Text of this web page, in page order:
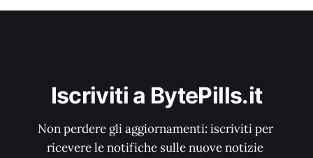
Iscriviti a BytePills.it
Non perdere gli aggiornamenti: iscriviti per
ricevere le notifiche sulle nuove notizie